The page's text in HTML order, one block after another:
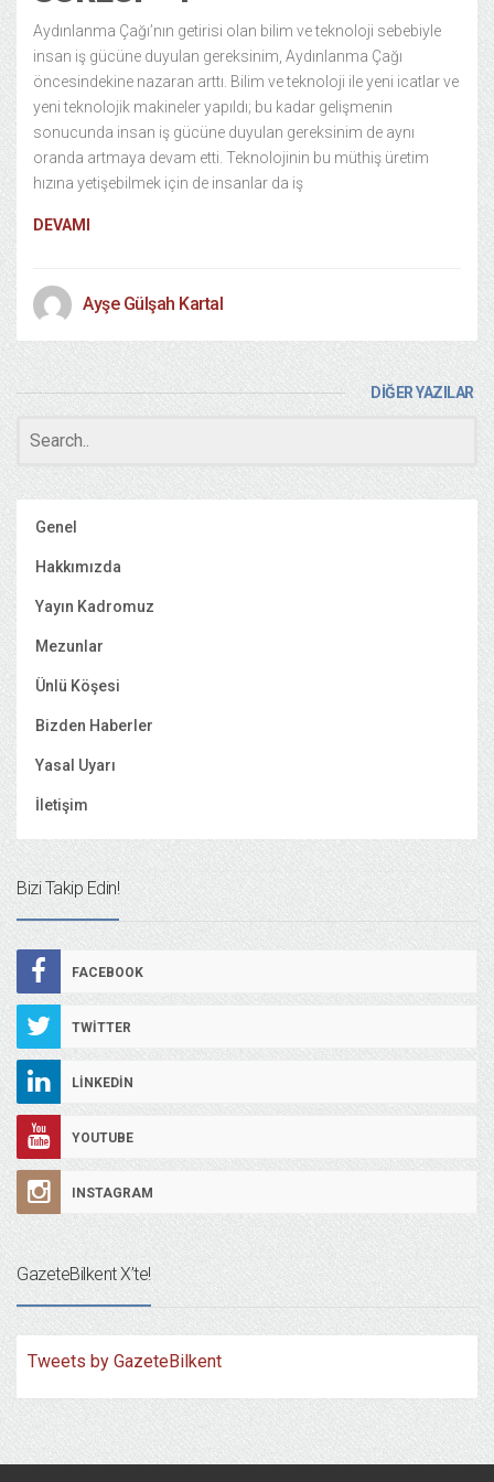
Aydınlanma Çağı’nın getirisi olan bilim ve teknoloji sebebiyle
insan iş gücüne duyulan gereksinim, Aydınlanma Çağı
öncesindekine nazaran arttı. Bilim ve teknoloji ile yeni icatlar ve
yeni teknolojik makineler yapıldı; bu kadar gelişmenin
sonucunda insan iş gücüne duyulan gereksinim de aynı
oranda artmaya devam etti. Teknolojinin bu müthiş üretim
hızına yetişebilmek için de insanlar da iş
DEVAMI
Ayşe Gülşah Kartal
DİĞER YAZILAR
Genel
Hakkımızda
Yayın Kadromuz
Mezunlar
Ünlü Köşesi
Bizden Haberler
Yasal Uyarı
İletişim
Bizi Takip Edin!
FACEBOOK
TWITTER
LINKEDIN
YOUTUBE
INSTAGRAM
GazeteBilkent X’te!
Tweets by GazeteBilkent